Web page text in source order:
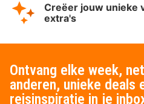
Creëer jouw unieke
extra's
Ontvang elke week,
anderen, unieke deals
reisinspiratie in je